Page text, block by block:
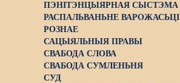
ПЭНІТЭНЦЫЯРНАЯ СЫСТЭМА
РАСПАЛЬВАНЬНЕ ВАРОЖАСЬЦІ
РОЗНАЕ
САЦЫЯЛЬНЫЯ ПРАВЫ
СВАБОДА СЛОВА
СВАБОДА СУМЛЕНЬНЯ
СУД